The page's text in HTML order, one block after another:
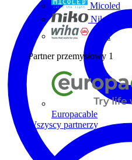
Micoled
Niko
Wiha
Partner przemysłowy 1
Europacable
Wszyscy partnerzy